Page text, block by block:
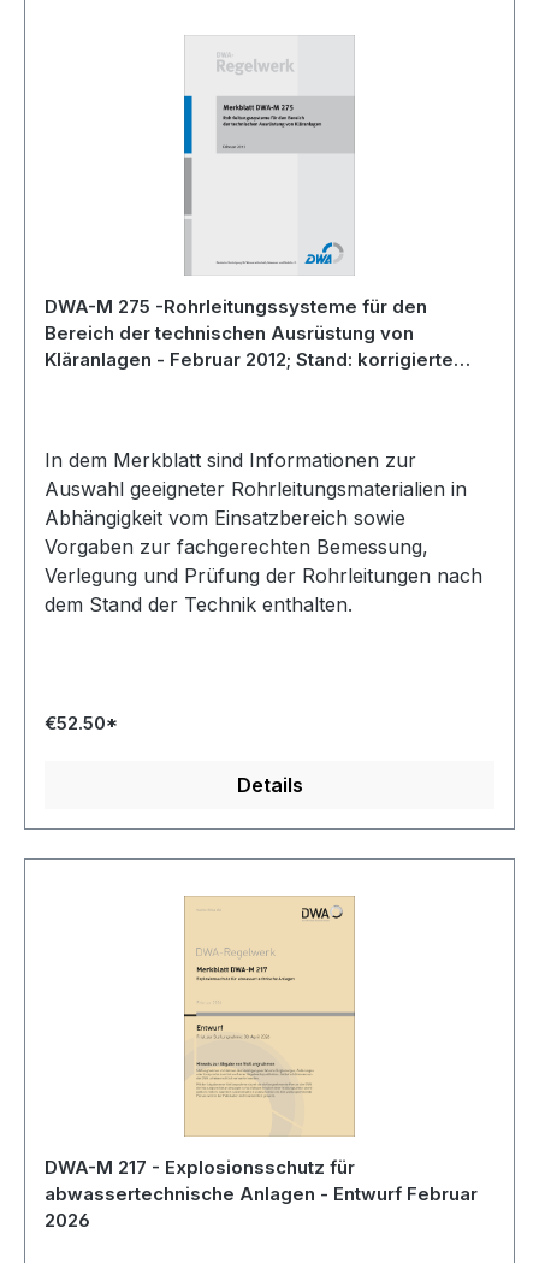
DWA-M 275 -Rohrleitungssysteme für den
Bereich der technischen Ausrüstung von
Kläranlagen - Februar 2012; Stand: korrigierte
In dem Merkblatt sind Informationen zur
Auswahl geeigneter Rohrleitungsmaterialien in
Abhängigkeit vom Einsatzbereich sowie
Vorgaben zur fachgerechten Bemessung,
Verlegung und Prüfung der Rohrleitungen nach
dem Stand der Technik enthalten.
€52.50*
Details
DWA-M 217 - Explosionsschutz für
abwassertechnische Anlagen - Entwurf Februar
2026